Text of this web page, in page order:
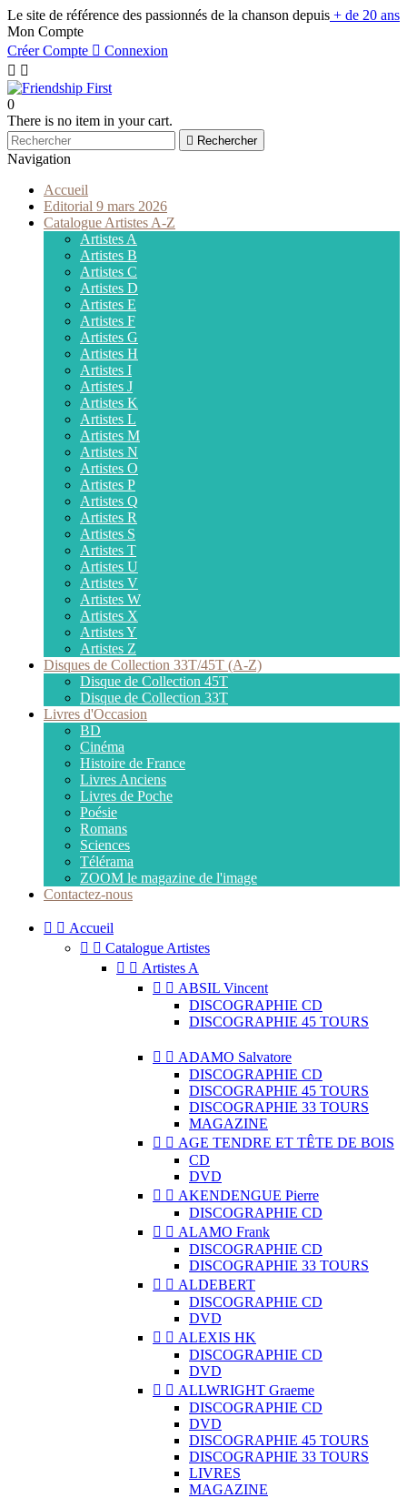
Le site de référence des passionnés de la chanson depuis + de 20 ans
Mon Compte
Créer Compte  Connexion
 
0
There is no item in your cart.
 Rechercher
Navigation
Accueil
Editorial 9 mars 2026
Catalogue Artistes A-Z
Artistes A
Artistes B
Artistes C
Artistes D
Artistes E
Artistes F
Artistes G
Artistes H
Artistes I
Artistes J
Artistes K
Artistes L
Artistes M
Artistes N
Artistes O
Artistes P
Artistes Q
Artistes R
Artistes S
Artistes T
Artistes U
Artistes V
Artistes W
Artistes X
Artistes Y
Artistes Z
Disques de Collection 33T/45T (A-Z)
Disque de Collection 45T
Disque de Collection 33T
Livres d'Occasion
BD
Cinéma
Histoire de France
Livres Anciens
Livres de Poche
Poésie
Romans
Sciences
Télérama
ZOOM le magazine de l'image
Contactez-nous
  Accueil
  Catalogue Artistes
  Artistes A
  ABSIL Vincent
DISCOGRAPHIE CD
DISCOGRAPHIE 45 TOURS
  ADAMO Salvatore
DISCOGRAPHIE CD
DISCOGRAPHIE 45 TOURS
DISCOGRAPHIE 33 TOURS
MAGAZINE
  AGE TENDRE ET TÊTE DE BOIS
CD
DVD
  AKENDENGUE Pierre
DISCOGRAPHIE CD
  ALAMO Frank
DISCOGRAPHIE CD
DISCOGRAPHIE 33 TOURS
  ALDEBERT
DISCOGRAPHIE CD
DVD
  ALEXIS HK
DISCOGRAPHIE CD
DVD
  ALLWRIGHT Graeme
DISCOGRAPHIE CD
DVD
DISCOGRAPHIE 45 TOURS
DISCOGRAPHIE 33 TOURS
LIVRES
MAGAZINE